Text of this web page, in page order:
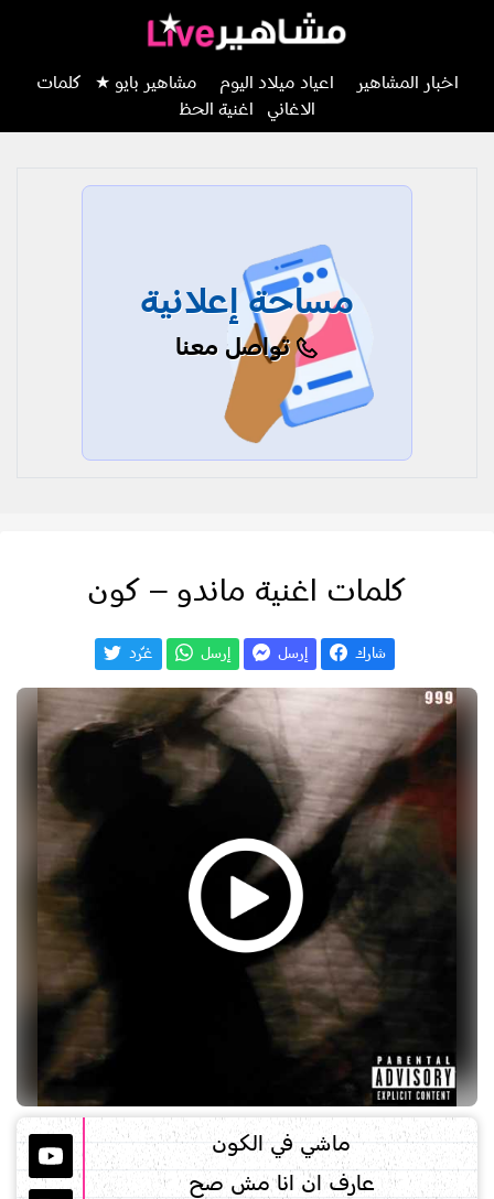
اخبار المشاهير اعياد ميلاد اليوم مشاهير بايو ★
كلمات
الاغاني
اغنية الحظ
مساحة إعلانية
تواصل معنا
كلمات اغنية ماندو – كون
شارك إرسل إرسل غـّرد
ماشي في الكون
عارف ان انا مش صح